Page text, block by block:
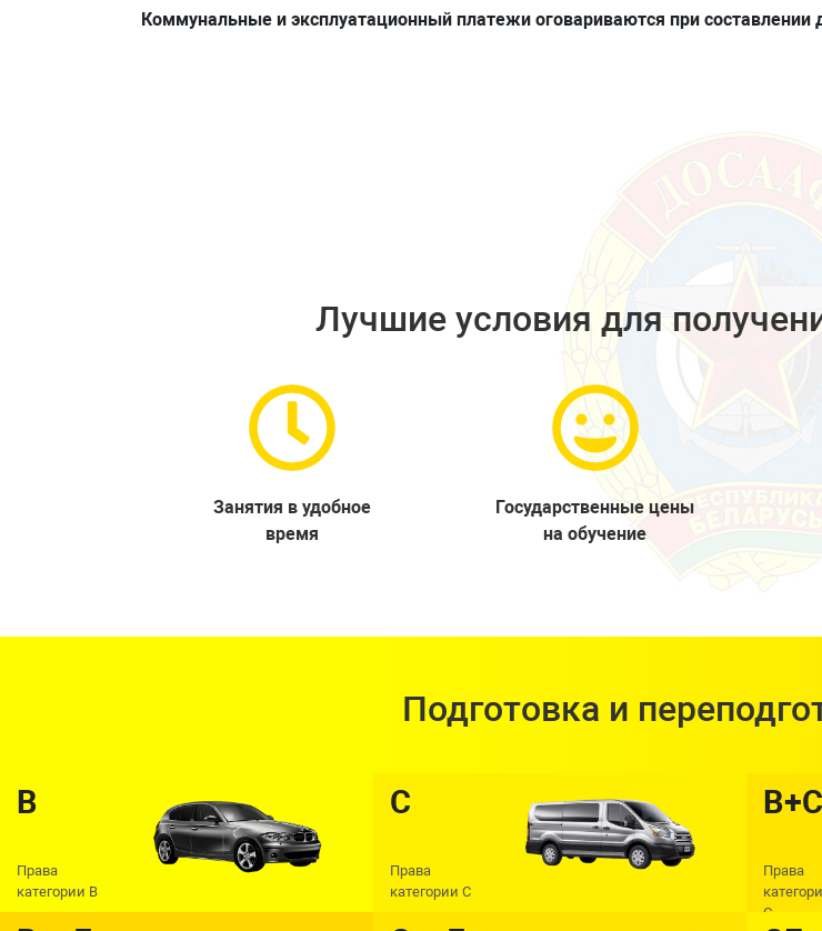
Коммунальные и эксплуатационный платежи оговариваются при составлении
Лучшие условия для
Занятия в удобное
время
Государственные цены
на обучение
Подготовка и
В
Права
категории В
C
Права
категории С
В+С
Права
С